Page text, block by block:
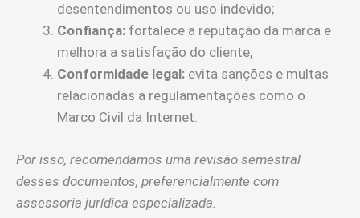
desentendimentos ou uso indevido;
Confiança: fortalece a reputação da marca e
melhora a satisfação do cliente;
Conformidade legal: evita sanções e multas
relacionadas a regulamentações como o
Marco Civil da Internet.
Por isso, recomendamos uma revisão semestral
desses documentos, preferencialmente com
assessoria jurídica especializada.